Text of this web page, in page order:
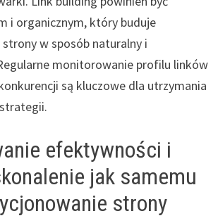
i organicznym, który buduje
w sposób naturalny i
monitorowanie profilu linków
są kluczowe dla utrzymania
efektywności i
jak samemu
strony